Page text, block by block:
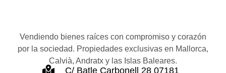
Vendiendo bienes raíces con compromiso y corazón
por la sociedad. Propiedades exclusivas en Mallorca,
Calvià, Andratx y las Islas Baleares.
C/ Batle Carbonell 28 07181